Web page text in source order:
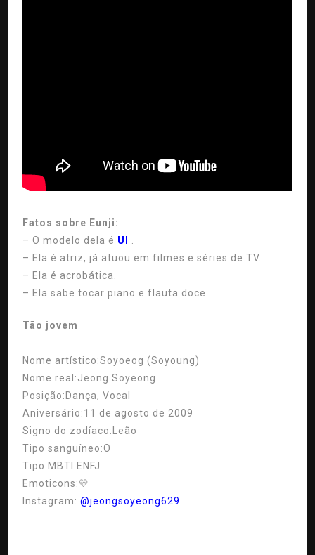
Fatos sobre Eunji:
– O modelo dela é UI
– Ela é atriz, já atuou em filmes e séries de TV.
– Ela é acrobática.
– Ela sabe tocar piano e flauta doce.
Tão jovem
Nome artístico:Soyoeog (Soyoung)
Nome real:Jeong Soyeong
Posição: Dança, Vocal
Aniversário:11 de agosto de 2009
Signo do zodíaco:
Leão
Tipo sanguíneo:O
Tipo MBTI: ENFJ
Emoticons:💛
Instagram: @jeongsoyeong629